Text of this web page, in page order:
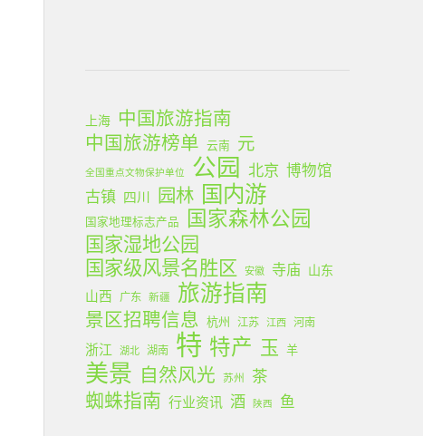
上海
中国旅游指南
中国旅游榜单 云南 元
全国重点文物保护单位 公园 北京 博物馆
古镇 四川 园林 国内游
国家地理标志产品 国家森林公园
国家湿地公园
国家级风景名胜区
安徽 寺庙 山东
山西 广东 新疆 旅游指南
景区招聘信息 杭州 江苏 江西 河南
浙江 湖北 湖南 特 特产 玉 羊
美景 自然风光 苏州 茶
蜘蛛指南 行业资讯 酒 陕西 鱼